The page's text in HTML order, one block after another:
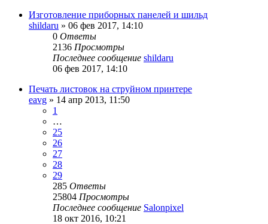
Изготовление приборных панелей и шильд
shildaru » 06 фев 2017, 14:10
0 Ответы
2136 Просмотры
Последнее сообщение shildaru
06 фев 2017, 14:10
Печать листовок на струйном принтере
eavg » 14 апр 2013, 11:50
1
…
25
26
27
28
29
285 Ответы
25804 Просмотры
Последнее сообщение Salonpixel
18 окт 2016, 10:21